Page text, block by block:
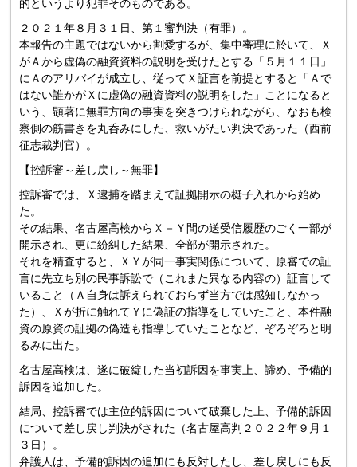
的というより犯罪そのものである。
２０２１年８月３１日、第１審判決（有罪）。
本報告の主題ではないから割愛するが、集中審理に於いて、Ｘ
がＡから虚偽の融資資料の説明を受けたとする「５月１１日」
にＡのアリバイが成立し、従ってＸ証言を前提とすると「Ａで
はない誰かがＸに虚偽の融資資料の説明をした」ことになると
いう、顕著に無罪方向の事実を突きつけられながら、なおも検
察側の筋書きを丸呑みにした、救いがたい判決であった（西前
征志裁判官）。
【控訴審～差し戻し～無罪】
控訴審では、Ｘ逮捕を踏まえて証拠開示の梃子入れから始め
た。
その結果、名古屋高検からＸ－Ｙ間の送受信履歴のごく一部が
開示され、更に紛糾した結果、全部が開示された。
それを精査すると、ＸＹが同一事実関係について、原審での証
言に先立ち別の民事訴訟で（これまた異なる内容の）証言して
いること（Ａ自身は訴えられておらず当方では感知しなかっ
た）、Ｘが折に触れてＹに偽証の指導をしていたこと、本件融
資の原資の証拠の偽造も指導していたことなど、ぞろぞろと明
るみに出た。
名古屋高検は、遂に破綻した当初訴因を事実上、諦め、予備的
訴因を追加した。
結局、控訴審では主位的訴因について破棄した上、予備的訴因
について差し戻し判決がされた（名古屋高判２０２２年９月１
３日）。
弁護人は、予備的訴因の追加にも反対したし、差し戻しにも反